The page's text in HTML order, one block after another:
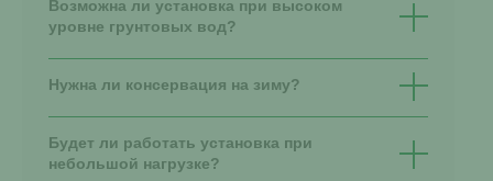
Возможна ли установка при высоком
уровне грунтовых вод?
Нужна ли консервация на зиму?
Будет ли работать установка при
небольшой нагрузке?